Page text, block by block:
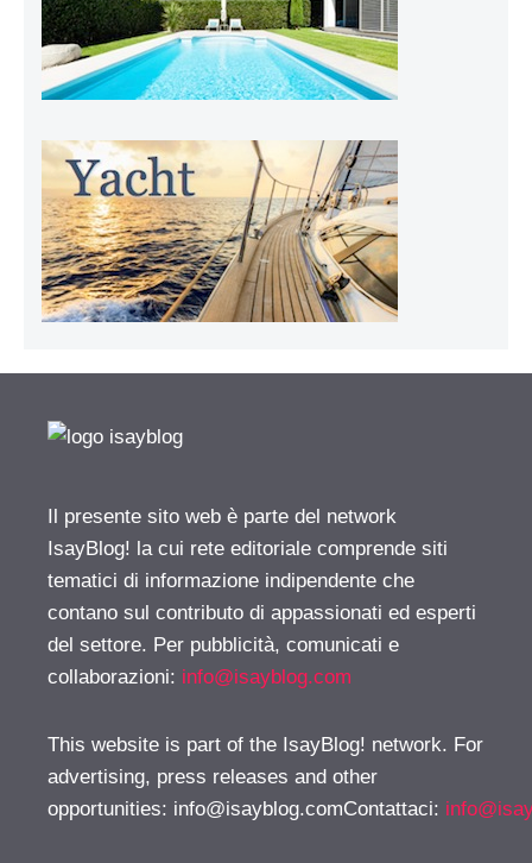
Il presente sito web è parte del network
IsayBlog! la cui rete editoriale comprende siti
tematici di informazione indipendente che
contano sul contributo di appassionati ed esperti
del settore. Per pubblicità, comunicati e
collaborazioni: info@isayblog.com
This website is part of the IsayBlog! network. For
advertising, press releases and other
opportunities: info@isayblog.comContattaci: